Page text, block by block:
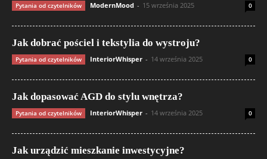
Pytania od czytelników ModernMood - 15 września 2025 0
Jak dobrać pościel i tekstylia do wystroju?
Pytania od czytelników InteriorWhisper - 14 września 2025 0
Jak dopasować AGD do stylu wnętrza?
Pytania od czytelników InteriorWhisper - 14 września 2025 0
Jak urządzić mieszkanie inwestycyjne?